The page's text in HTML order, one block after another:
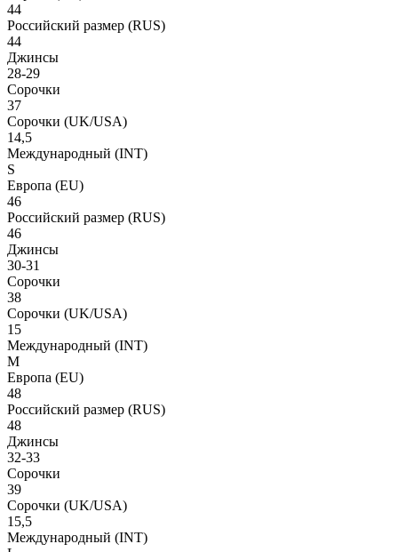
44
Российский размер (RUS)
44
Джинсы
28-29
Сорочки
37
Сорочки (UK/USA)
14,5
Международный (INT)
S
Европа (EU)
46
Российский размер (RUS)
46
Джинсы
30-31
Сорочки
38
Сорочки (UK/USA)
15
Международный (INT)
M
Европа (EU)
48
Российский размер (RUS)
48
Джинсы
32-33
Сорочки
39
Сорочки (UK/USA)
15,5
Международный (INT)